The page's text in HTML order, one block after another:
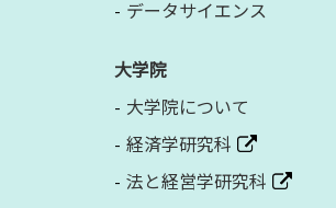
データサイエンス
大学院
大学院について
経済学研究科
法と経営学研究科